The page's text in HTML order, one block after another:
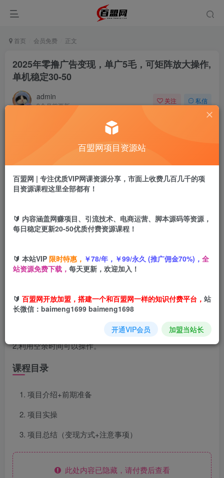
首页 会员免费 正文
2025年零撸广告变现，单广5毛，可矩阵放大操作,
单机稳定30-50
admin
9个月前更新
关注 私信
盟币 9.9
立即购买
1,项目的原理很简单，那就是刷广告，一个任务从几毛到几
块钱甚至几十块不等，单机一天30-70不等
2,利用空余时间可以操作。
课程目录
项目介绍+前期准备
项目实操
项目总结（变现方式+注意事项）
此处内容已隐藏，请付费后查看
百盟网项目资源站
百盟网 | 专注优质VIP网课资源分享，市面上收费几百几千的项
目资源课程这里全部都有！
🔰 内容涵盖网赚项目、引流技术、电商运营、脚本源码等资源，
每日稳定更新20-50优质付费资源课程！
🔰 本站VIP 限时特惠， ￥78/年，￥99/永久 (推广佣金70%)， 全
站资源免费下载， 每天更新，欢迎加入！
🔰 百盟网开放加盟，搭建一个和百盟网一样的知识付费平台， 站
长微信：baimeng1699 baimeng1698
开通VIP会员 加盟当站长